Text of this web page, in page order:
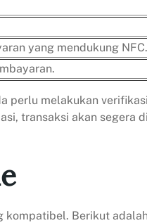
yang mendukung NFC.
perlu melakukan
transaksi akan segera
Berikut